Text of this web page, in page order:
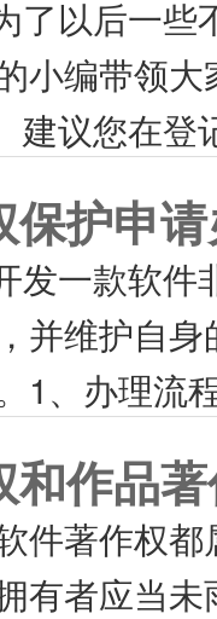
了以后一
小编带领
建议您在
保护申
发一款软
并维护自
1、办理
和作品
件著作权
有者应当